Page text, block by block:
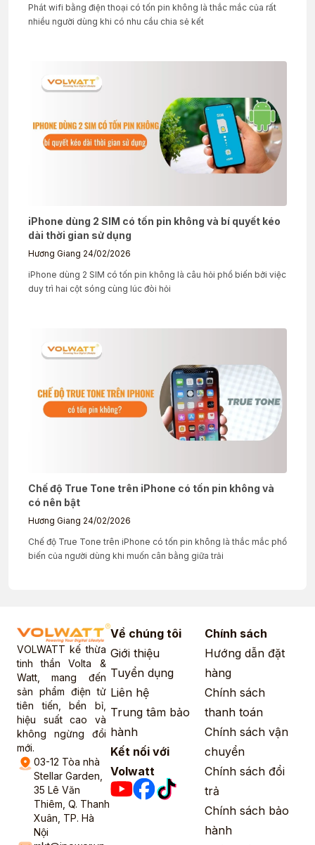
Phát wifi bằng điện thoại có tốn pin không là thắc mắc của rất
nhiều người dùng khi có nhu cầu chia sẻ kết
iPhone dùng 2 SIM có tốn pin không và bí quyết kéo
dài thời gian sử dụng
Hương Giang 24/02/2026
iPhone dùng 2 SIM có tốn pin không là câu hỏi phổ biến bởi việc
duy trì hai cột sóng cùng lúc đòi hỏi
Chế độ True Tone trên iPhone có tốn pin không và
có nên bật
Hương Giang 24/02/2026
Chế độ True Tone trên iPhone có tốn pin không là thắc mắc phổ
biến của người dùng khi muốn cân bằng giữa trải
VOLWATT kế thừa
tinh thần Volta &
Watt, mang đến
sản phẩm điện tử
tiên tiến, bền bỉ,
hiệu suất cao và
không ngừng đổi
mới.
03-12 Tòa nhà
Stellar Garden,
35 Lê Văn
Thiêm, Q. Thanh
Xuân, TP. Hà
Nội
Về chúng tôi
Giới thiệu
Tuyển dụng
Liên hệ
Trung tâm bảo
hành
Kết nối với
Volwatt
Chính sách
Hướng dẫn đặt
hàng
Chính sách
thanh toán
Chính sách vận
chuyển
Chính sách đổi
trả
Chính sách bảo
hành